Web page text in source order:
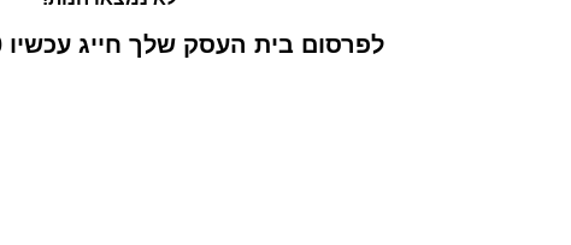
לפרסום בית העסק שלך חייג עכשיו 1-700-55-20-70